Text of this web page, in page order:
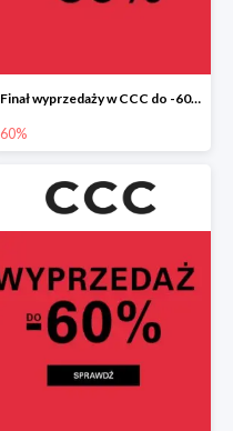
Finał wyprzedaży w CCC do -60%
60%